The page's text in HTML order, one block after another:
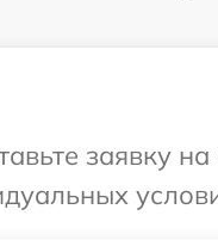
заявку